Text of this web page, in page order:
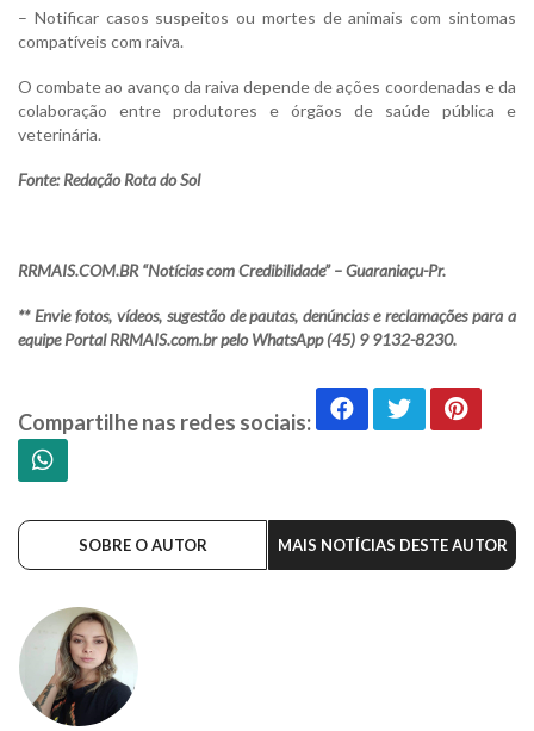
– Notificar casos suspeitos ou mortes de animais com sintomas
compatíveis com raiva.
O combate ao avanço da raiva depende de ações coordenadas e da
colaboração entre produtores e órgãos de saúde pública e
veterinária.
Fonte: Redação Rota do Sol
RRMAIS.COM.BR “Notícias com Credibilidade” – Guaraniaçu-Pr.
** Envie fotos, vídeos, sugestão de pautas, denúncias e reclamações para a
equipe Portal RRMAIS.com.br pelo WhatsApp (45) 9 9132-8230.
Compartilhe nas redes sociais:
SOBRE O AUTOR MAIS NOTÍCIAS DESTE AUTOR